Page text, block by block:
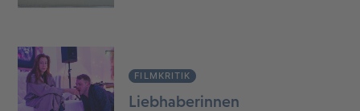
FILMKRITIK
Liebhaberinnen